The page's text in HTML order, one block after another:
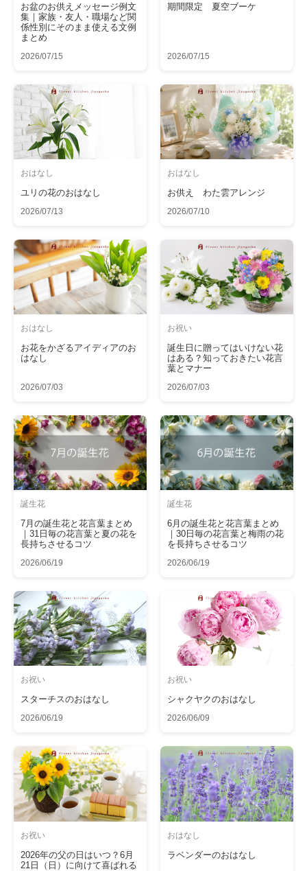
お盆のお供えメッセージ例文
集｜家族・友人・職場など関
係性別にそのまま使える文例
まとめ
2026/07/15
期間限定 夏空ブーケ
2026/07/15
おはなし
ユリの花のおはなし
2026/07/13
おはなし
お供え わた雲アレンジ
2026/07/10
おはなし
お花をかざるアイディアのお
はなし
2026/07/03
お祝い
誕生日に贈ってはいけない花
はある？知っておきたい花言
葉とマナー
2026/07/03
誕生花
7月の誕生花と花言葉まとめ
｜31日毎の花言葉と夏の花を
長持ちさせるコツ
2026/06/19
誕生花
6月の誕生花と花言葉まとめ
｜30日毎の花言葉と梅雨の花
を長持ちさせるコツ
2026/06/19
お祝い
スターチスのおはなし
2026/06/19
お祝い
シャクヤクのおはなし
2026/06/09
お祝い
2026年の父の日はいつ？6月
21日（日）に向けて喜ばれる
おはなし
ラベンダーのおはなし